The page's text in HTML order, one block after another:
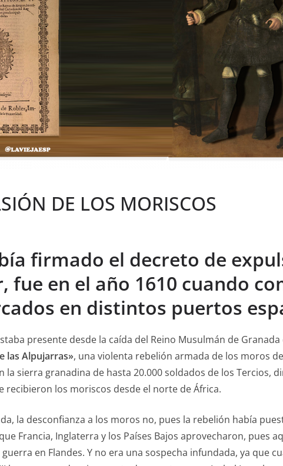
DE LOS MORISCOS
firmado el decreto de
fue en el año 1610 cuando
en distintos puertos
presente desde la caída del Reino Musulmán de
las Alpujarras», una violenta rebelión armada de los moros
la sierra granadina de hasta 20.000 soldados de los Tercios,
recibieron los moriscos desde el norte de África.
la desconfianza a los moros no, pues la rebelión había
Francia, Inglaterra y los Países Bajos aprovecharon, pues
en Flandes. Y no era una sospecha infundada, ya que